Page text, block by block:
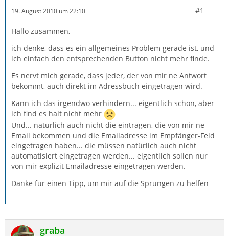
19. August 2010 um 22:10 #1
Hallo zusammen,
ich denke, dass es ein allgemeines Problem gerade ist, und
ich einfach den entsprechenden Button nicht mehr finde.
Es nervt mich gerade, dass jeder, der von mir ne Antwort
bekommt, auch direkt im Adressbuch eingetragen wird.
Kann ich das irgendwo verhindern... eigentlich schon, aber
ich find es halt nicht mehr
Und... natürlich auch nicht die eintragen, die von mir ne
Email bekommen und die Emailadresse im Empfänger-Feld
eingetragen haben... die müssen natürlich auch nicht
automatisiert eingetragen werden... eigentlich sollen nur
von mir explizit Emailadresse eingetragen werden.
Danke für einen Tipp, um mir auf die Sprüngen zu helfen
graba